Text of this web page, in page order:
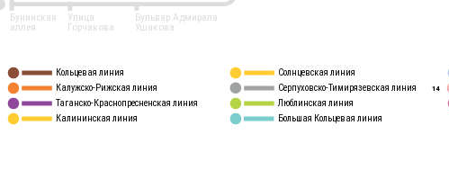
Кольцевая линия
Калужско-Рижская линия
Таганско-Краснопресненская линия
Калининская линия
Солнцевская линия
Серпуховско-Тимирязевская линия
Люблинская линия
Большая Кольцевая линия
14
Бульвар Адмирала
Ушакова
Улица
Горчакова
Бунинская
аллея